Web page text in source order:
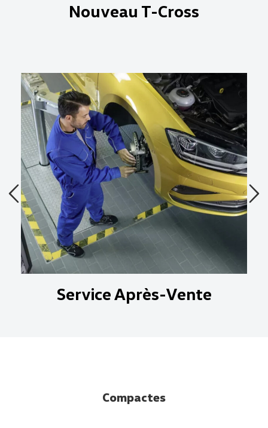
Nouveau T-Cross
Service Après-Vente
Compactes